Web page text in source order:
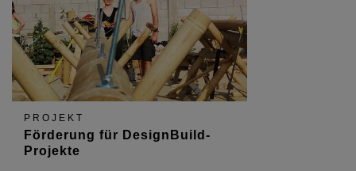
PROJEKT
Förderung für DesignBuild-
Projekte